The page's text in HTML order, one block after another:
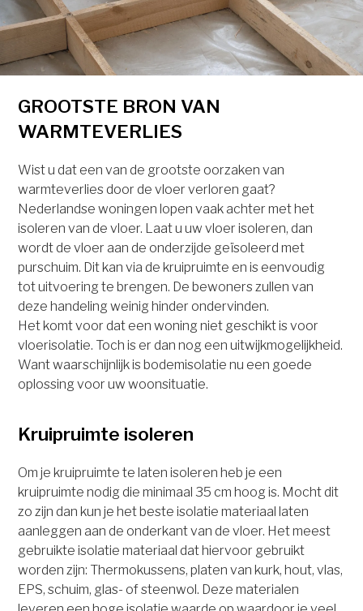
GROOTSTE BRON VAN
WARMTEVERLIES
Wist u dat een van de grootste oorzaken van
warmteverlies door de vloer verloren gaat?
Nederlandse woningen lopen vaak achter met het
isoleren van de vloer. Laat u uw vloer isoleren, dan
wordt de vloer aan de onderzijde geïsoleerd met
purschuim. Dit kan via de kruipruimte en is eenvoudig
tot uitvoering te brengen. De bewoners zullen van
deze handeling weinig hinder ondervinden.
Het komt voor dat een woning niet geschikt is voor
vloerisolatie. Toch is er dan nog een uitwijkmogelijkheid.
Want waarschijnlijk is bodemisolatie nu een goede
oplossing voor uw woonsituatie.
Kruipruimte isoleren
Om je kruipruimte te laten isoleren heb je een
kruipruimte nodig die minimaal 35 cm hoog is. Mocht dit
zo zijn dan kun je het beste isolatie materiaal laten
aanleggen aan de onderkant van de vloer. Het meest
gebruikte isolatie materiaal dat hiervoor gebruikt
worden zijn: Thermokussens, platen van kurk, hout, vlas,
EPS, schuim, glas- of steenwol. Deze materialen